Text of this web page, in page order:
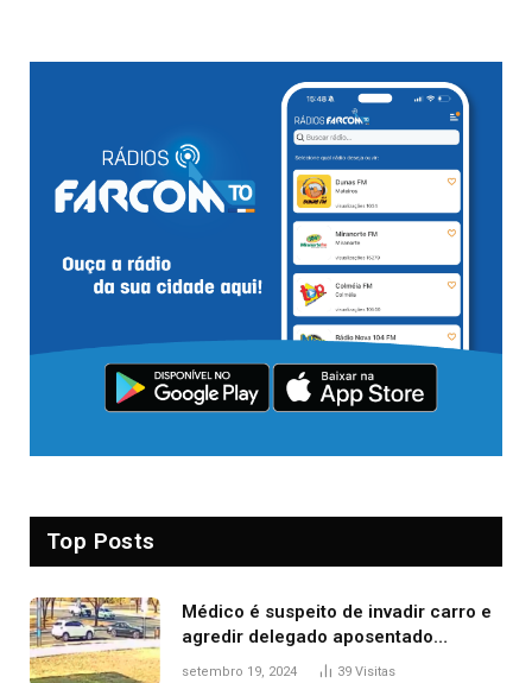
Top Posts
Médico é suspeito de invadir carro e
agredir delegado aposentado
durante confusão no trânsito
setembro 19, 2024 39 Visitas